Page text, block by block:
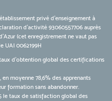
privé d’enseignement à
d’activité 93060557706 auprès
(cet enregistrement ne vaut pas
UAI 0062199H
d'obtention global des certifications
moyenne 78,6% des apprenants
formation sans abandonner.
le taux de satisfaction global des